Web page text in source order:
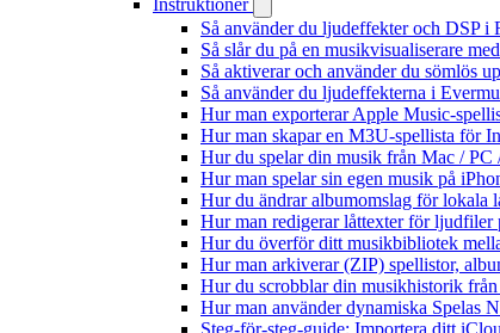
Instruktioner
Så använder du ljudeffekter och DSP
Så slår du på en musikvisualiserare
Så aktiverar och använder du sömlös
Så använder du ljudeffekterna i
Hur man exporterar Apple Music-
Hur man skapar en M3U-spellista för
Hur du spelar din musik från Mac /
Hur man spelar sin egen musik på
Hur du ändrar albumomslag för lokala
Hur man redigerar låttexter för
Hur du överför ditt musikbibliotek
Hur man arkiverar (ZIP) spellistor,
Hur du scrobblar din musikhistorik
Hur man använder dynamiska Spelas
Steg-för-steg-guide: Importera ditt